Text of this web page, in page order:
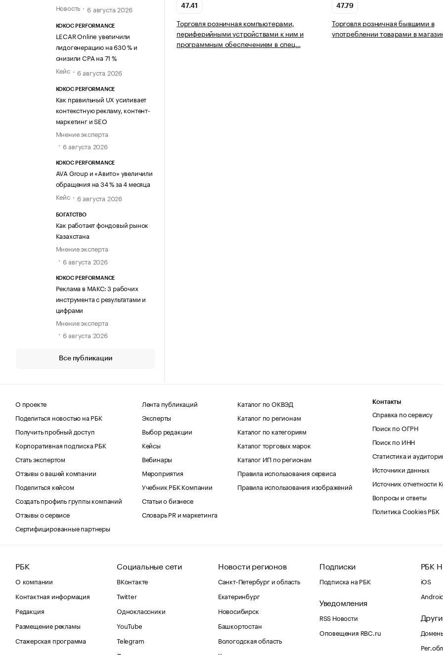
Новость
6 августа 2026
KOKOC PERFORMANCE
LECAR Online увеличили
лидогенерацию на 630 % и
снизили CPA на 71 %
Кейс
6 августа 2026
KOKOC PERFORMANCE
Как правильный UX усиливает
контекстную рекламу, контент-
маркетинг и SEO
Мнение эксперта
6 августа 2026
KOKOC PERFORMANCE
AVA Group и «Авито» увеличили
обращения на 34 % за 4 месяца
Кейс
6 августа 2026
БОГАТСТВО
Как работает фондовый рынок
Казахстана
Мнение эксперта
6 августа 2026
KOKOC PERFORMANCE
Реклама в МАКС: 3 рабочих
инструмента с результатами и
цифрами
Мнение эксперта
6 августа 2026
Все публикации
47.41
Торговля розничная компьютерами,
периферийными устройствами к ним и
программным обеспечением в спец…
47.79
Торговля розничная бывшими в
употреблении товарами в
О проекте
Поделиться новостью на РБК
Получить пробный доступ
Корпоративная подписка РБК
Стать экспертом
Отзывы о вашей компании
Поделиться кейсом
Создать профиль группы компаний
Отзывы о сервисе
Сертифицированные партнеры
Лента публикаций
Эксперты
Выбор редакции
Кейсы
Вебинары
Мероприятия
Учебник РБК Компании
Статьи о бизнесе
Словарь PR и маркетинга
Каталог по ОКВЭД
Каталог по регионам
Каталог по категориям
Каталог торговых марок
Каталог ИП по регионам
Правила использования сервиса
Правила использования изображений
Контакты
Справка по сервису
Поиск по ОГРН
Поиск по ИНН
Статистика и
Источники данных
Источник отчетности
Вопросы и ответы
Политика Cookies РБК
РБК
О компании
Контактная информация
Редакция
Размещение рекламы
Стажерская программа
Социальные сети
ВКонтакте
Twitter
Одноклассники
YouTube
Telegram
Новости регионов
Санкт-Петербург и область
Екатеринбург
Новосибирск
Башкортостан
Вологодская область
Подписки
Подписка на РБК
Уведомления
RSS Новости
Оповещения RBC.ru
РБК
iOS